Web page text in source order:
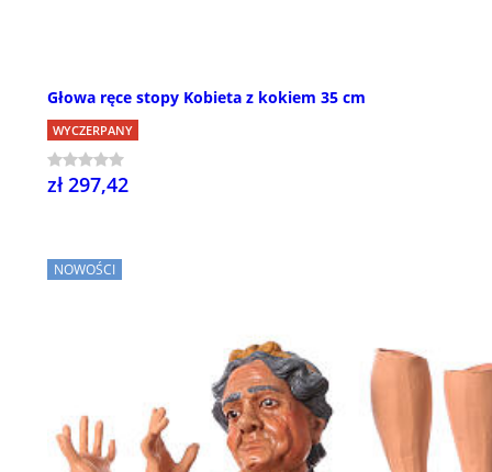
Głowa ręce stopy Kobieta z kokiem 35 cm
WYCZERPANY
zł 297,42
NOWOŚCI